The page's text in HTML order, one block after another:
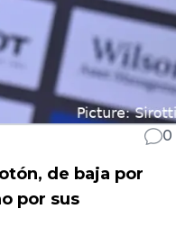
0
de baja por
por sus